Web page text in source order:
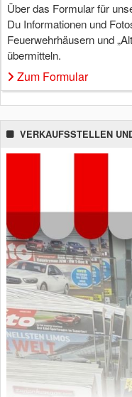
Über das Formular für
Du Informationen und
Feuerwehrhäusern und
übermitteln.
Zum Formular
VERKAUFSSTELLEN